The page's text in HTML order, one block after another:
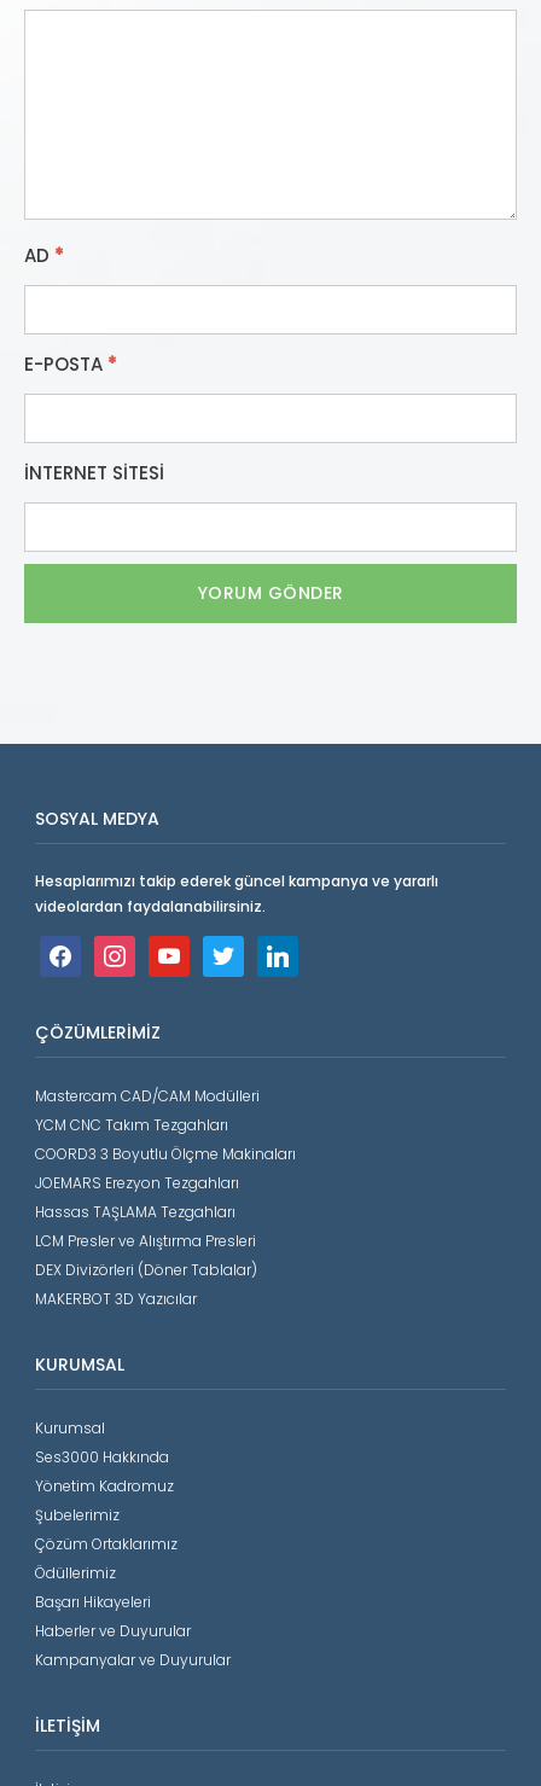
AD *
E-POSTA *
İNTERNET SITESI
SOSYAL MEDYA
Hesaplarımızı takip ederek güncel kampanya ve yararlı
videolardan faydalanabilirsiniz.
facebookinstagramyoutube twitter linkedin
ÇÖZÜMLERIMIZ
Mastercam CAD/CAM Modülleri
YCM CNC Takım Tezgahları
COORD3 3 Boyutlu Ölçme Makinaları
JOEMARS Erezyon Tezgahları
Hassas TAŞLAMA Tezgahları
LCM Presler ve Alıştırma Presleri
DEX Divizörleri (Döner Tablalar)
MAKERBOT 3D Yazıcılar
KURUMSAL
Kurumsal
Ses3000 Hakkında
Yönetim Kadromuz
Şubelerimiz
Çözüm Ortaklarımız
Ödüllerimiz
Başarı Hikayeleri
Haberler ve Duyurular
Kampanyalar ve Duyurular
İLETIŞIM